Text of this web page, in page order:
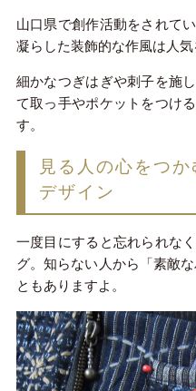
山口県で創作活動をされて
凝らした装飾的な作風は人気
細かなつぎはぎや刺子を施
て取っ手やポケットをつけ
す。
見る人の心をつ
デザイン
一度目にすると忘れられな
グ。知らない人から「素敵
ともありますよ。